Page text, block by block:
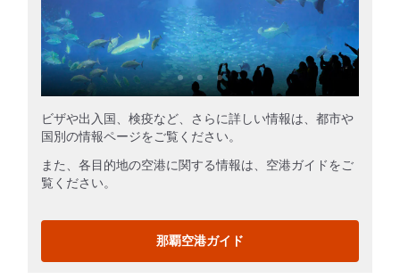
ビザや出入国、検疫など、さらに詳しい情報は、都市や
国別の情報ページをご覧ください。
また、各目的地の空港に関する情報は、空港ガイドをご
覧ください。
那覇空港ガイド